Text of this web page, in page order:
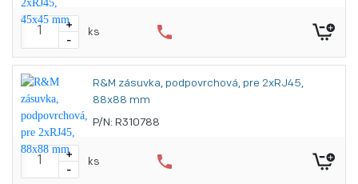
+
-
ks phone
R&M zásuvka, podpovrchová, pre 2xRJ45,
88x88 mm
P/N: R310788
+
-
ks phone